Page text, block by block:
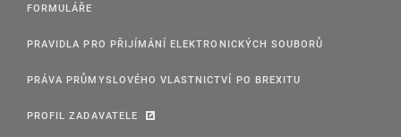
FORMULÁŘE
PRAVIDLA PRO PŘIJÍMÁNÍ ELEKTRONICKÝCH SOUBORŮ
PRÁVA PRŮMYSLOVÉHO VLASTNICTVÍ PO BREXITU
PROFIL ZADAVATELE